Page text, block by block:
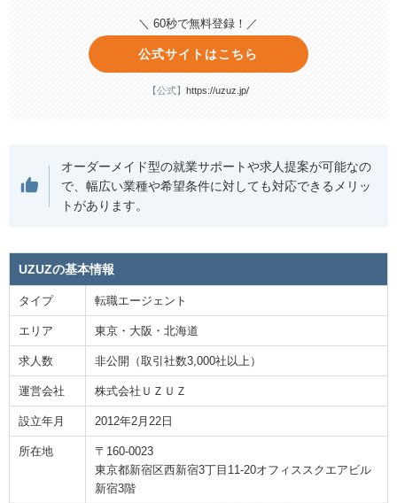
＼ 60秒で無料登録！／
公式サイトはこちら
【公式】 https://uzuz.jp/
オーダーメイド型の就業サポートや求人提案が可能なの
で、幅広い業種や希望条件に対しても対応できるメリッ
トがあります。
UZUZの基本情報
タイプ 転職エージェント
エリア 東京・大阪・北海道
求人数 非公開（取引社数3,000社以上）
運営会社 株式会社ＵＺＵＺ
設立年月 2012年2月22日
所在地
〒160-0023
東京都新宿区西新宿3丁目11-20オフィススクエアビル
新宿3階